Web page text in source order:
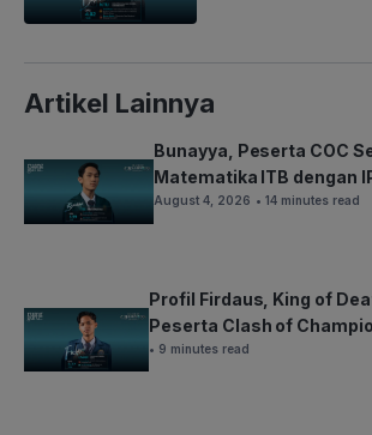
Artikel Lainnya
Bunayya, Peserta COC
Matematika ITB dengan
August 4, 2026 • 14 minutes read
Profil Firdaus, King of
Peserta Clash of
• 9 minutes read